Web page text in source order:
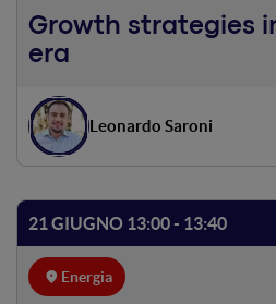
Growth strategies
era
Leonardo Saroni
21 GIUGNO 13:00 - 13:40
Energia